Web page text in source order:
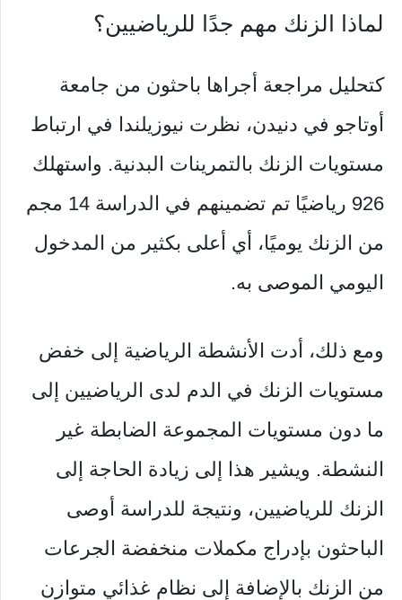
لماذا الزنك مهم جدًا للرياضيين؟
كتحليل مراجعة أجراها باحثون من جامعة
أوتاجو في دنيدن، نظرت نيوزيلندا في ارتباط
مستويات الزنك بالتمرينات البدنية. واستهلك
926 رياضيًا تم تضمينهم في الدراسة 14 مجم
من الزنك يوميًا، أي أعلى بكثير من المدخول
اليومي الموصى به.
ومع ذلك، أدت الأنشطة الرياضية إلى خفض
مستويات الزنك في الدم لدى الرياضيين إلى
ما دون مستويات المجموعة الضابطة غير
النشطة. ويشير هذا إلى زيادة الحاجة إلى
الزنك للرياضيين، ونتيجة للدراسة أوصى
الباحثون بإدراج مكملات منخفضة الجرعات
من الزنك بالإضافة إلى نظام غذائي متوازن